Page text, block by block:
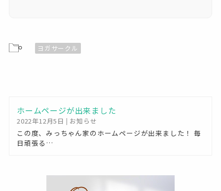
ヨガサークル
ホームページが出来ました
2022年12月5日 | お知らせ
この度、みっちゃん家のホームページが出来ました！ 毎
日頑張る…